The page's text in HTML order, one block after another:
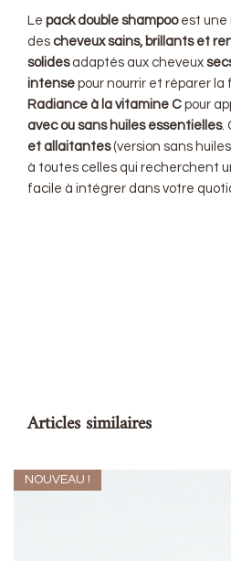
Le pack double shampooest une
des cheveux sains, brillants et
solidesadaptés aux cheveux
intense pour nourrir et réparer la
Radiance à la vitamine C pour
avec ou sans huiles essentielles.
et allaitantes(version sans
à toutes celles qui recherchent
facile à intégrer dans votre
Articles similaires
NOUVEAU !